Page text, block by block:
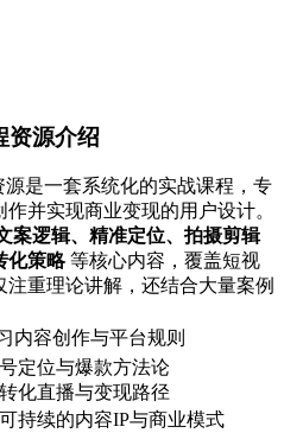
资源介绍
是一套系统化的实战课程，专
并实现商业变现的用户设计。
案逻辑、精准定位、拍摄剪辑
化策略等核心内容，覆盖短视
重理论讲解，还结合大量案例
容创作与平台规则
定位与爆款方法论
化直播与变现路径
持续的内容IP与商业模式